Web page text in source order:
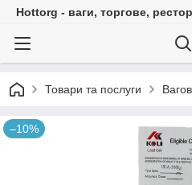
Hottorg - ваги, торгове,
Товари та послуги
–10%